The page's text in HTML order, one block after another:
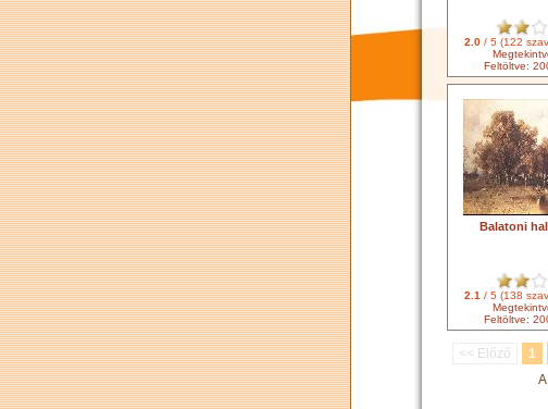
2.0/ 5 (122
Feltöltve:
Balatoni
2.1 / 5 (138
Feltöltve:
<< Előző 1